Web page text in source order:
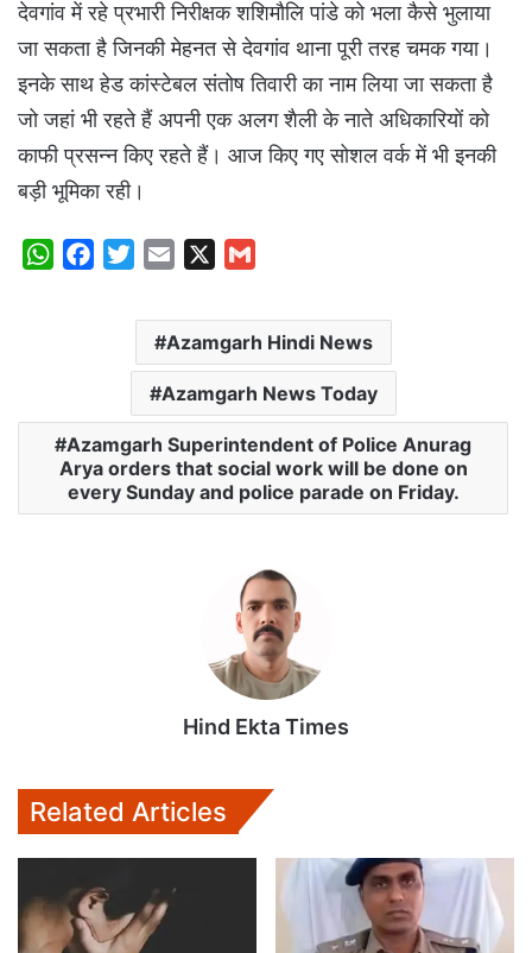
देवगांव में रहे प्रभारी निरीक्षक शशिमौलि पांडे को भला कैसे भुलाया
जा सकता है जिनकी मेहनत से देवगांव थाना पूरी तरह चमक गया।
इनके साथ हेड कांस्टेबल संतोष तिवारी का नाम लिया जा सकता है
जो जहां भी रहते हैं अपनी एक अलग शैली के नाते अधिकारियों को
काफी प्रसन्न किए रहते हैं। आज किए गए सोशल वर्क में भी इनकी
बड़ी भूमिका रही।
W
p
p
o
k
i
t
r
a
i
l
a
i
l
Azamgarh Hindi News
Azamgarh News Today
Azamgarh Superintendent of Police Anurag
Arya orders that social work will be done on
every Sunday and police parade on Friday.
Hind Ekta Times
Related Articles